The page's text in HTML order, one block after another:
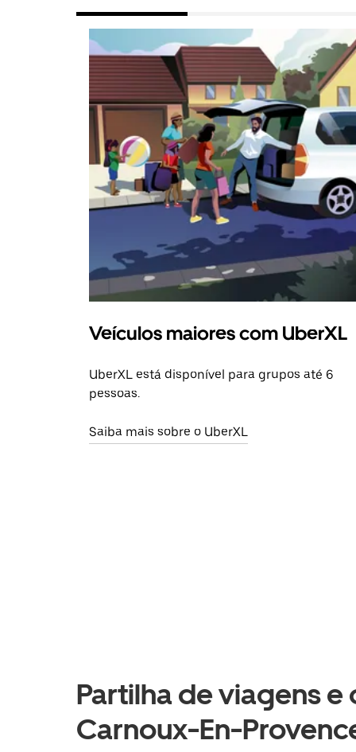
Veículos maiores com UberXL
UberXL está disponível para grupos até 6
pessoas.
Saiba mais sobre o UberXL
Partilha de viagens
Carnoux-En-